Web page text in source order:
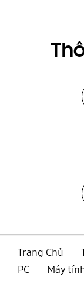
Trang Chủ
PC
Máy